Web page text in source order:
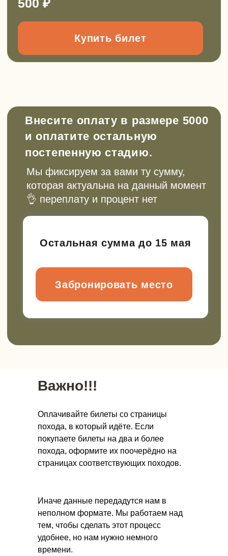
Важно!!!
Оплачивайте билеты со страницы
похода, в который идёте. Если
покупаете билеты на два и более
похода, оформите их поочерёдно на
страницах соответствующих походов.
Иначе данные передадутся нам в
неполном формате. Мы работаем над
тем, чтобы сделать этот процесс
удобнее, но нам нужно немного
времени.
Подарочные сертификаты и
абонементы
Сертификат для подарка или абонемент
для регулярных выездов с экономией до
20%. Выберите, что вам подходит
Поход для класса
Онлайн-школа инструкторов
Прочитать подробнее
Новый поток стартует в ноябре 2026.
Подписывайтесь!
Все анонсы походов публикуем в
наших каналах.